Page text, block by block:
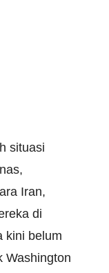
situasi
Iran,
di
kini belum
Washington